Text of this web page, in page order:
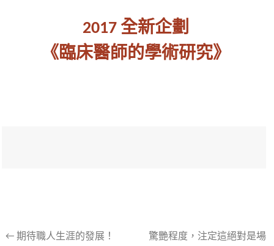
2017 全新企劃
《臨床醫師的學術研究》
文
← 期待職人生涯的發展！
驚艷程度，注定這絕對是場